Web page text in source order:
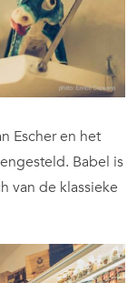
Escher en het
Babel is
van de klassieke